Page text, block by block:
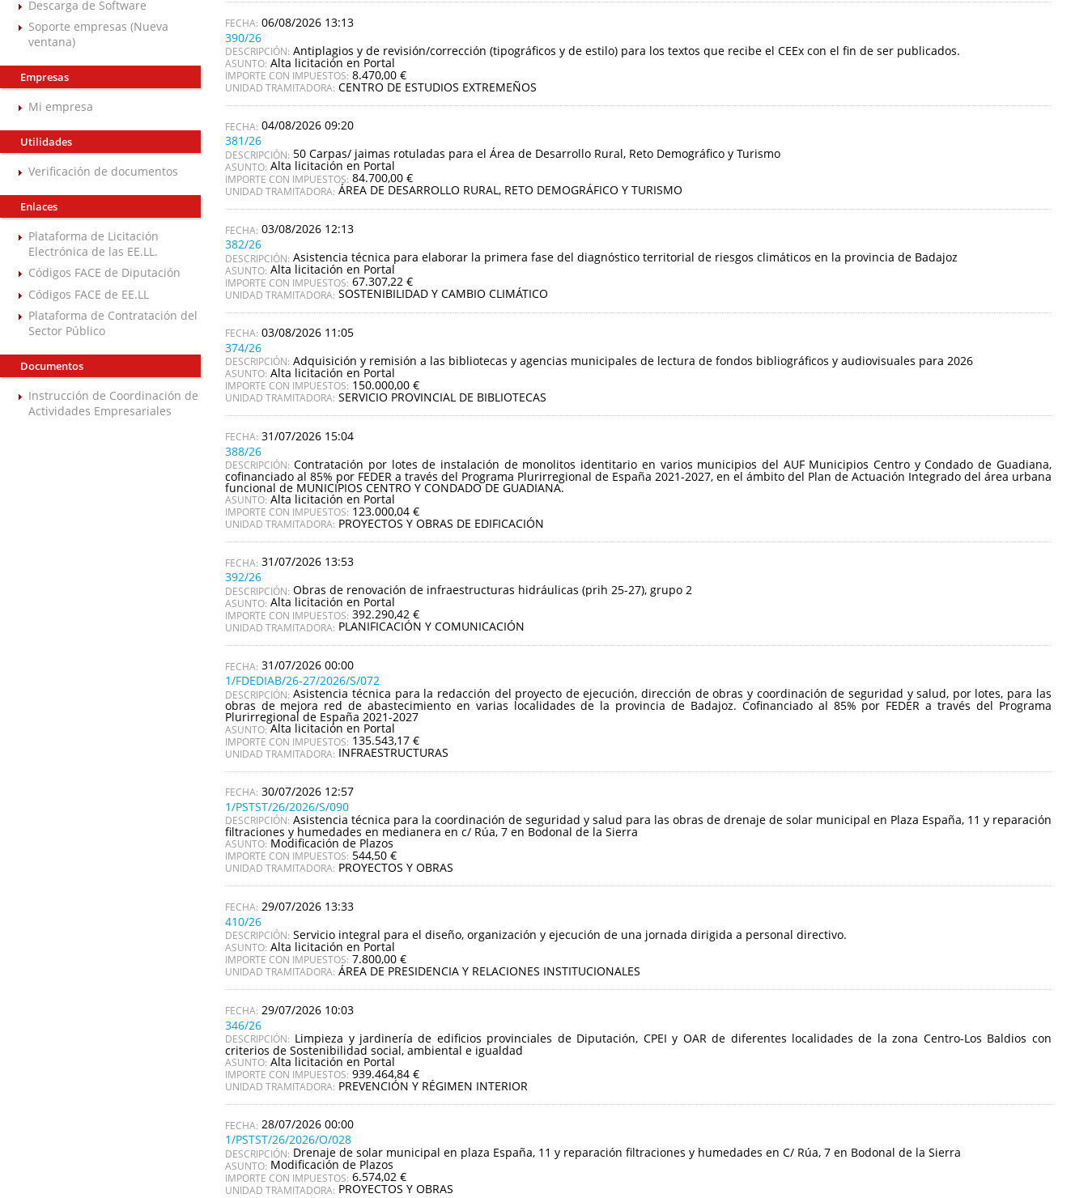
Descarga de Software
Soporte empresas (Nueva
ventana)
Empresas
Mi empresa
Utilidades
Verificación de documentos
Enlaces
Plataforma de Licitación
Electrónica de las EE.LL.
Códigos FACE de Diputación
Códigos FACE de EE.LL
Plataforma de Contratación del
Sector Público
Documentos
Instrucción de Coordinación de
Actividades Empresariales
06/08/2026 13:13
390/26
DESCRIPCIÓN: Antiplagios y de revisión/corrección (tipográficos y de estilo) para los textos que recibe el CEEx con el fin de ser publicados.
ASUNTO: Alta licitación en Portal
IMPORTE CON IMPUESTOS: 8.470,00 €
UNIDAD TRAMITADORA: CENTRO DE ESTUDIOS EXTREMEÑOS
04/08/2026 09:20
381/26
DESCRIPCIÓN: 50 Carpas/ jaimas rotuladas para el Área de Desarrollo Rural, Reto Demográfico y Turismo
ASUNTO: Alta licitación en Portal
IMPORTE CON IMPUESTOS: 84.700,00 €
UNIDAD TRAMITADORA: ÁREA DE DESARROLLO RURAL, RETO DEMOGRÁFICO Y TURISMO
03/08/2026 12:13
382/26
DESCRIPCIÓN: Asistencia técnica para elaborar la primera fase del diagnóstico territorial de riesgos climáticos en la provincia de Badajoz
ASUNTO: Alta licitación en Portal
IMPORTE CON IMPUESTOS: 67.307,22 €
UNIDAD TRAMITADORA: SOSTENIBILIDAD Y CAMBIO CLIMÁTICO
03/08/2026 11:05
374/26
DESCRIPCIÓN: Adquisición y remisión a las bibliotecas y agencias municipales de lectura de fondos bibliográficos y audiovisuales para 2026
ASUNTO: Alta licitación en Portal
IMPORTE CON IMPUESTOS: 150.000,00 €
UNIDAD TRAMITADORA: SERVICIO PROVINCIAL DE BIBLIOTECAS
31/07/2026 15:04
388/26
DESCRIPCIÓN: Contratación por lotes de instalación de monolitos identitario en varios municipios del AUF Municipios Centro y Condado de Guadiana,
cofinanciado al 85% por FEDER a través del Programa Plurirregional de España 2021-2027, en el ámbito del Plan de Actuación Integrado del área urbana
funcional de MUNICIPIOS CENTRO Y CONDADO DE GUADIANA.
ASUNTO: Alta licitación en Portal
IMPORTE CON IMPUESTOS: 123.000,04 €
UNIDAD TRAMITADORA: PROYECTOS Y OBRAS DE EDIFICACIÓN
31/07/2026 13:53
392/26
DESCRIPCIÓN: Obras de renovación de infraestructuras hidráulicas (prih 25-27), grupo 2
ASUNTO: Alta licitación en Portal
IMPORTE CON IMPUESTOS: 392.290,42 €
UNIDAD TRAMITADORA: PLANIFICACIÓN Y COMUNICACIÓN
31/07/2026 00:00
1/FDEDIAB/26-27/2026/S/072
DESCRIPCIÓN: Asistencia técnica para la redacción del proyecto de ejecución, dirección de obras y coordinación de seguridad y salud, por lotes, para las
obras de mejora red de abastecimiento en varias localidades de la provincia de Badajoz. Cofinanciado al 85% por FEDER a través del Programa
Plurirregional de España 2021-2027
ASUNTO: Alta licitación en Portal
IMPORTE CON IMPUESTOS: 135.543,17 €
UNIDAD TRAMITADORA: INFRAESTRUCTURAS
30/07/2026 12:57
1/PSTST/26/2026/S/090
DESCRIPCIÓN: Asistencia técnica para la coordinación de seguridad y salud para las obras de drenaje de solar municipal en Plaza España, 11 y reparación
filtraciones y humedades en medianera en c/ Rúa, 7 en Bodonal de la Sierra
ASUNTO: Modificación de Plazos
IMPORTE CON IMPUESTOS: 544,50 €
UNIDAD TRAMITADORA: PROYECTOS Y OBRAS
29/07/2026 13:33
410/26
DESCRIPCIÓN: Servicio integral para el diseño, organización y ejecución de una jornada dirigida a personal directivo.
ASUNTO: Alta licitación en Portal
IMPORTE CON IMPUESTOS: 7.800,00 €
UNIDAD TRAMITADORA: ÁREA DE PRESIDENCIA Y RELACIONES INSTITUCIONALES
29/07/2026 10:03
346/26
DESCRIPCIÓN: Limpieza y jardinería de edificios provinciales de Diputación, CPEI y OAR de diferentes localidades de la zona Centro-Los Baldios con
criterios de Sostenibilidad social, ambiental e igualdad
ASUNTO: Alta licitación en Portal
IMPORTE CON IMPUESTOS: 939.464,84 €
UNIDAD TRAMITADORA: PREVENCIÓN Y RÉGIMEN INTERIOR
28/07/2026 00:00
1/PSTST/26/2026/O/028
DESCRIPCIÓN: Drenaje de solar municipal en plaza España, 11 y reparación filtraciones y humedades en C/ Rúa, 7 en Bodonal de la Sierra
ASUNTO: Modificación de Plazos
IMPORTE CON IMPUESTOS: 6.574,02 €
UNIDAD TRAMITADORA: PROYECTOS Y OBRAS